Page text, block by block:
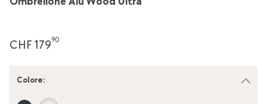
CHF 17990
Colore: